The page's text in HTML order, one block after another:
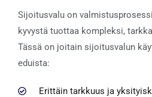
Sijoitusvalu on
kyvystä tuottaa kompleksi,
Tässä on joitain sijoitusvalun
eduista:
Erittäin tarkkuus ja